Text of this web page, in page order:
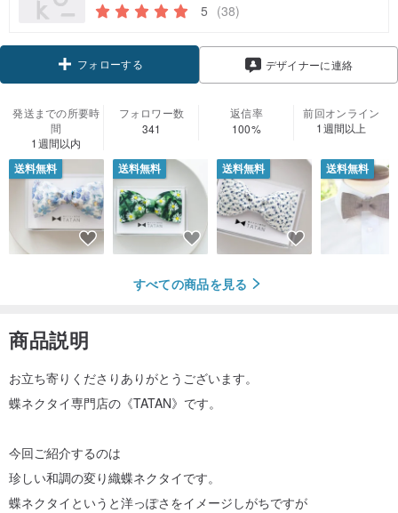
5 (38)
フォローする デザイナーに連絡
発送までの所要時
間
1週間以内
フォロワー数
341
返信率
100%
前回オンライン
1週間以上
送料無料 送料無料 送料無料 送料無料
すべての商品を見る
商品説明
お立ち寄りくださりありがとうございます。
蝶ネクタイ専門店の《TATAN》です。
今回ご紹介するのは
珍しい和調の変り織蝶ネクタイです。
蝶ネクタイというと洋っぽさをイメージしがちですが